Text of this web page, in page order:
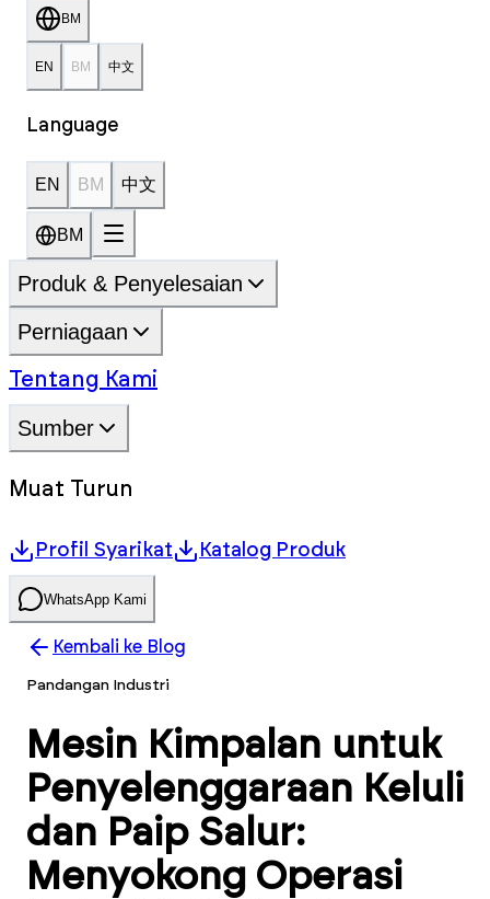
BM
EN BM 中文
Language
EN BM 中文
BM
Produk & Penyelesaian
Perniagaan
Tentang Kami
Sumber
Muat Turun
Profil Syarikat Katalog Produk
WhatsApp Kami
Kembali ke Blog
Pandangan Industri
Mesin Kimpalan untuk
Penyelenggaraan Keluli
dan Paip Salur:
Menyokong Operasi